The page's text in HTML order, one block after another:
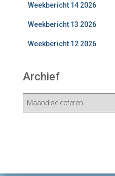
Weekbericht 14 2026
Weekbericht 13 2026
Weekbericht 12 2026
Archief